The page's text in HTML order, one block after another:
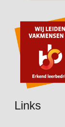
Links